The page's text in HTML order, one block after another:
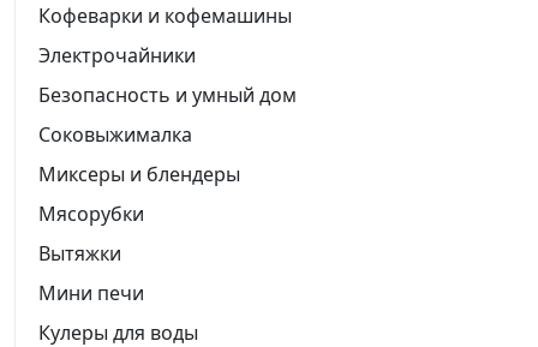
Кофеварки и кофемашины
Электрочайники
Безопасность и умный дом
Соковыжималка
Миксеры и блендеры
Мясорубки
Вытяжки
Мини печи
Кулеры для воды